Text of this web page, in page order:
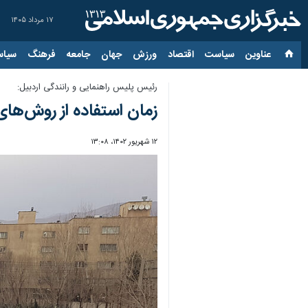
۱۷ مرداد ۱۴۰۵
عناوین‌ سیاست اقتصاد ورزش جهان جامعه فرهنگ
رئیس پلیس راهنمایی و رانندگی اردبیل:
زمان استفاده از
۱۲ شهریور ۱۴۰۲، ۱۳:۰۸